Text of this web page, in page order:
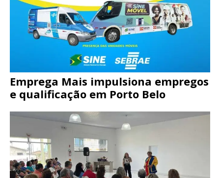
Emprega Mais impulsiona empregos
e qualificação em Porto Belo